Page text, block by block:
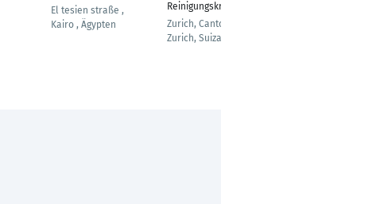
El tesien straße ,
Kairo , Ägypten
Reinigungskraft
Zurich, Canton of
Zurich, Suiza